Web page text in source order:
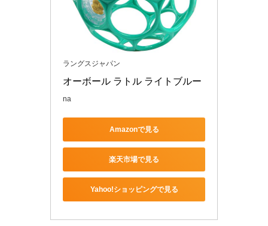
ラングスジャパン
オーボール ラトル ライトブルー
na
Amazonで見る
楽天市場で見る
Yahoo!ショッピングで見る